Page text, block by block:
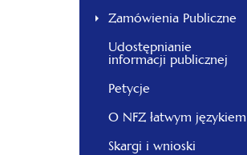
Zamówienia Publiczne
Udostępnianie
informacji publicznej
Petycje
O NFZ łatwym językiem
Skargi i wnioski